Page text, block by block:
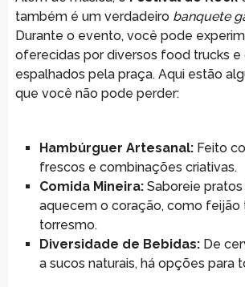
também é um verdadeiro banquete
Durante o evento, você pode
oferecidas por diversos food trucks e
espalhados pela praça. Aqui estão
que você não pode perder:
Hambúrguer Artesanal:Feito
frescos e combinações criativas.
Comida Mineira:Saboreie
aquecem o coração, como feijão
torresmo.
Diversidade de Bebidas:De
a sucos naturais, há opções para